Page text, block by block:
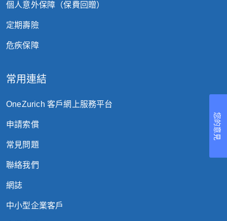
個人意外保障（保費回贈）
定期壽險
危疾保障
常用連結
OneZurich 客戶網上服務平台
申請索償
常見問題
聯絡我們
網誌
中小型企業客戶
您的意見